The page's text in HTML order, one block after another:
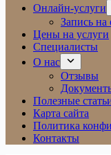
Онлайн-услуги
Запись на
Цены на услуги
Специалисты
О нас
Отзывы
Полезные
Карта сайта
Политика
Контакты